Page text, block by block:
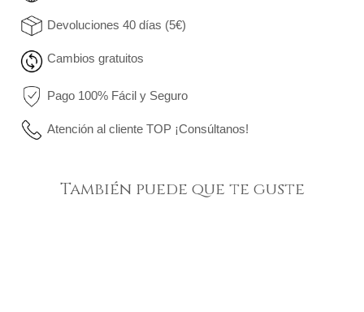
Devoluciones 40 días (5€)
Cambios gratuitos
Pago 100% Fácil y Seguro
Atención al cliente TOP ¡Consúltanos!
También puede que te guste